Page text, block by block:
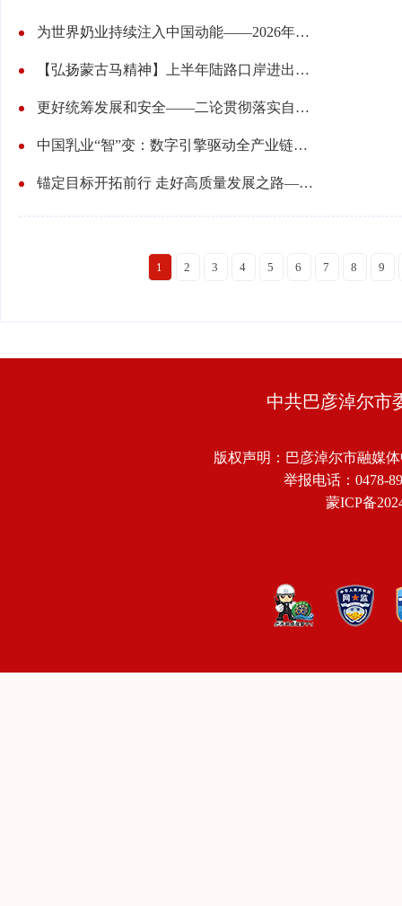
为世界奶业持续注入中国动能——2026年世界奶业大会侧记
【弘扬蒙古马精神】上半年陆路口岸进出境货运量和中欧班列均位居全国第一 内蒙古口岸靠什么跑出“加速度”
更好统筹发展和安全——二论贯彻落实自治区党委十一届十二次全会精神
中国乳业“智”变：数字引擎驱动全产业链焕新
锚定目标开拓前行 走好高质量发展之路——自治区党委十一届十二次全会引发热烈反响
1 2 3 4 5 6 7 8 9
中共巴彦淖尔市
版权声明：巴彦淖尔市融媒
举报电话：0478-
蒙ICP备